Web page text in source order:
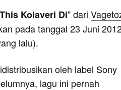
Kolaveri Di" dari
pada tanggal 23 Juni
lalu).
oleh label Sony
lagu ini pernah